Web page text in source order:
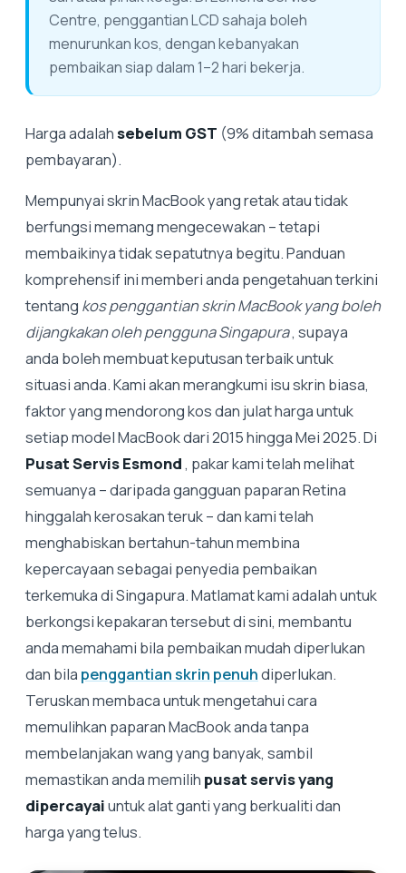
Centre, penggantian LCD sahaja boleh
menurunkan kos, dengan kebanyakan
pembaikan siap dalam 1–2 hari bekerja.
Harga adalahsebelum GST (9% ditambah semasa
pembayaran).
Mempunyai skrin MacBook yang retak atau tidak
berfungsi memang mengecewakan – tetapi
membaikinya tidak sepatutnya begitu. Panduan
komprehensif ini memberi anda pengetahuan terkini
tentang kos penggantian skrin MacBook yang boleh
dijangkakan oleh pengguna Singapura, supaya
anda boleh membuat keputusan terbaik untuk
situasi anda. Kami akan merangkumi isu skrin biasa,
faktor yang mendorong kos dan julat harga untuk
setiap model MacBook dari 2015 hingga Mei 2025. Di
Pusat Servis Esmond , pakar kami telah melihat
semuanya – daripada gangguan paparan Retina
hinggalah kerosakan teruk – dan kami telah
menghabiskan bertahun-tahun membina
kepercayaan sebagai penyedia pembaikan
terkemuka di Singapura. Matlamat kami adalah untuk
berkongsi kepakaran tersebut di sini, membantu
anda memahami bila pembaikan mudah diperlukan
dan bila penggantian skrin penuhdiperlukan.
Teruskan membaca untuk mengetahui cara
memulihkan paparan MacBook anda tanpa
membelanjakan wang yang banyak, sambil
memastikan anda memilih pusat servis yang
dipercayaiuntuk alat ganti yang berkualiti dan
harga yang telus.